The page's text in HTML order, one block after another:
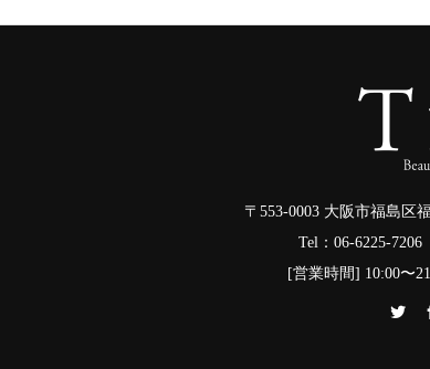
〒553-0003 大阪市福島区
Tel：06-6225-
[営業時間] 10:00〜